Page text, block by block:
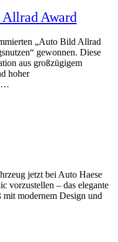
Award
„Auto Bild Allrad
gewonnen. Diese
aus großzügigem
hoher
jetzt bei Auto Haese
vorzustellen – das elegante
mit modernem Design und